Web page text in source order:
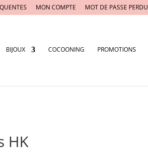
MON COMPTE MOT DE PASSE PERDU
BIJOUX COCOONING PROMOTIONS
HK